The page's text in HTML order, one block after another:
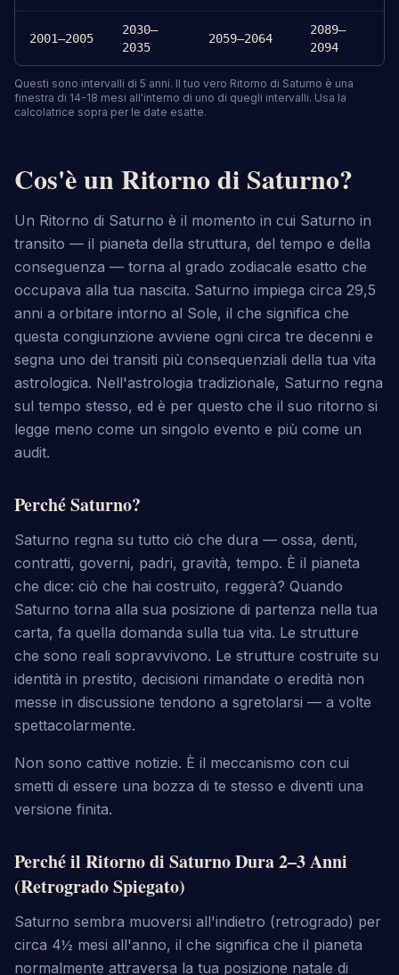
2001–2005
2030–
2035
2059–2064
2089–
2094
Questi sono intervalli di 5 anni. Il tuo vero Ritorno di Saturno è una
finestra di 14-18 mesi all'interno di uno di quegli intervalli. Usa la
calcolatrice sopra per le date esatte.
Cos'è un Ritorno di Saturno?
Un Ritorno di Saturno è il momento in cui Saturno in
transito — il pianeta della struttura, del tempo e della
conseguenza — torna al grado zodiacale esatto che
occupava alla tua nascita. Saturno impiega circa 29,5
anni a orbitare intorno al Sole, il che significa che
questa congiunzione avviene ogni circa tre decenni e
segna uno dei transiti più consequenziali della tua vita
astrologica. Nell'astrologia tradizionale, Saturno regna
sul tempo stesso, ed è per questo che il suo ritorno si
legge meno come un singolo evento e più come un
audit.
Perché Saturno?
Saturno regna su tutto ciò che dura — ossa, denti,
contratti, governi, padri, gravità, tempo. È il pianeta
che dice: ciò che hai costruito, reggerà? Quando
Saturno torna alla sua posizione di partenza nella tua
carta, fa quella domanda sulla tua vita. Le strutture
che sono reali sopravvivono. Le strutture costruite su
identità in prestito, decisioni rimandate o eredità non
messe in discussione tendono a sgretolarsi — a volte
spettacolarmente.
Non sono cattive notizie. È il meccanismo con cui
smetti di essere una bozza di te stesso e diventi una
versione finita.
Perché il Ritorno di Saturno Dura 2–3 Anni
(Retrogrado Spiegato)
Saturno sembra muoversi all'indietro (retrogrado) per
circa 4½ mesi all'anno, il che significa che il pianeta
normalmente attraversa la tua posizione natale di